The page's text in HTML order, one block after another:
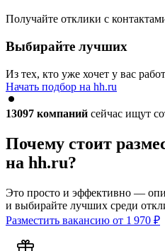
Получайте отклики с
Выбирайте лучших
Из тех, кто уже хочет у вас
Начать подбор на hh.ru
13097 компаний сейчас ищут
Почему стоит
на hh.ru?
Это просто и эффективно —
и выбирайте лучших среди
Разместить вакансию от 1 970 ₽